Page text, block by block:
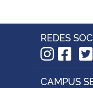
REDES
CAMPUS